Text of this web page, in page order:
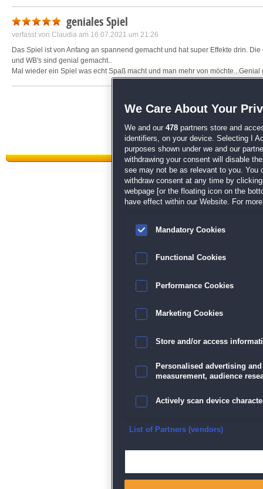
geniales Spiel
verfasst von Claudia am 16.07.2021 um 21:26
Das Spiel ist von Anfang an spannend gemacht und hat super Effekte drin.
und WB's sind genial gemacht..
Mal wieder ein Spiel was echt Spaß macht und man mehr von
We Care About Your
We and our 478 partners store and
identifiers, on your device. Selecting I
purposes shown under we and our
withdrawing your consent will disable
see may not be as relevant to you. You
withdraw consent at any time by
webpage [or the floating icon on the
have effect within our Website. For
Mandatory Cookies
Functional Cookies
Performance Cookies
Marketing Cookies
Store and/or access
Personalised advertising
measurement, audience
Actively scan device
Ensure security, prevent
List of Partners (vendors)